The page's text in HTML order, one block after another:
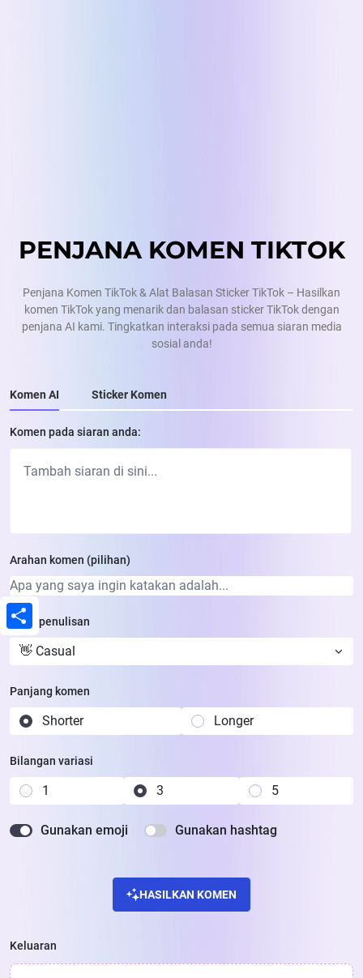
PENJANA KOMEN TIKTOK
Penjana Komen TikTok & Alat Balasan Sticker TikTok – Hasilkan
komen TikTok yang menarik dan balasan sticker TikTok dengan
penjana AI kami. Tingkatkan interaksi pada semua siaran media
sosial anda!
Komen AI Sticker Komen
Komen pada siaran anda:
Arahan komen (pilihan)
Gaya penulisan
👋 Casual
Panjang komen
Shorter Longer
Bilangan variasi
1 3 5
Gunakan emoji Gunakan hashtag
HASILKAN KOMEN
Keluaran
Share